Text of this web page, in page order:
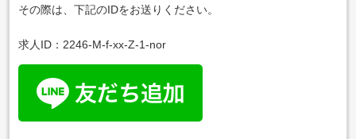
その際は、下記のIDをお送りください。
求人ID：2246-M-f-xx-Z-1-nor